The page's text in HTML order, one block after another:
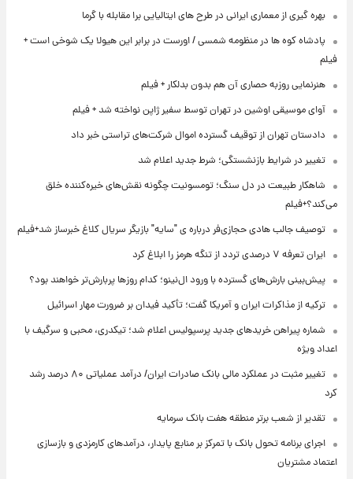
بهره گیری از معماری ایرانی در طرح های ایتالیایی برا مقابله با گرما
پادشاه کوه ها در منظومه شمسی / اورست در برابر این هیولا یک شوخی است +
فیلم
هنرنمایی روزبه حصاری آن هم بدون بدلکار + فیلم
آوای موسیقی اوشین در تهران توسط سفیر ژاپن نواخته شد + فیلم
دادستان تهران از توقیف گسترده اموال شرکت‌های تراستی خبر داد
تغییر در شرایط بازنشستگی؛ شرط جدید اعلام شد
شاهکار طبیعت در دل سنگ؛ تومسونیت چگونه نقش‌های خیره‌کننده خلق
می‌کند؟+فیلم
توصیف جالب هادی حجازی‌فر درباره ی "سایه" بازیگر سریال کلاغ خبرساز شد+فیلم
ایران تعرفه ۷ درصدی تردد از تنگه هرمز را ابلاغ کرد
پیش‌بینی بارش‌های گسترده با ورود ال‌نینو؛ کدام روزها پربارش‌تر خواهند بود؟
ترکیه از مذاکرات ایران و آمریکا گفت؛ تأکید فیدان بر ضرورت مهار اسرائیل
شماره پیراهن خریدهای جدید پرسپولیس اعلام شد؛ تیکدری، محبی و سرگیف با
اعداد ویژه
تغییر مثبت در عملکرد مالی بانک صادرات ایران/ درآمد عملیاتی ۸۰ درصد رشد
کرد
تقدیر از شعب برتر منطقه هفت بانک سرمایه
اجرای برنامه تحول بانک با تمرکز بر منابع پایدار، درآمدهای کارمزدی و بازسازی
اعتماد مشتریان